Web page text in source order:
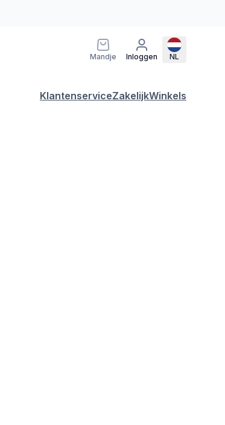
Mandje Inloggen NL
KlantenserviceZakelijkWinkels